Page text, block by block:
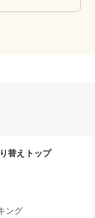
替えトップ
ング